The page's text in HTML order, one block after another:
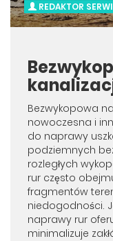
REDAKTOR
Bezwykopowa
nowoczesna i
do naprawy
podziemnych
rozległych
rur często
fragmentów
niedogodności.
naprawy rur
minimalizuje